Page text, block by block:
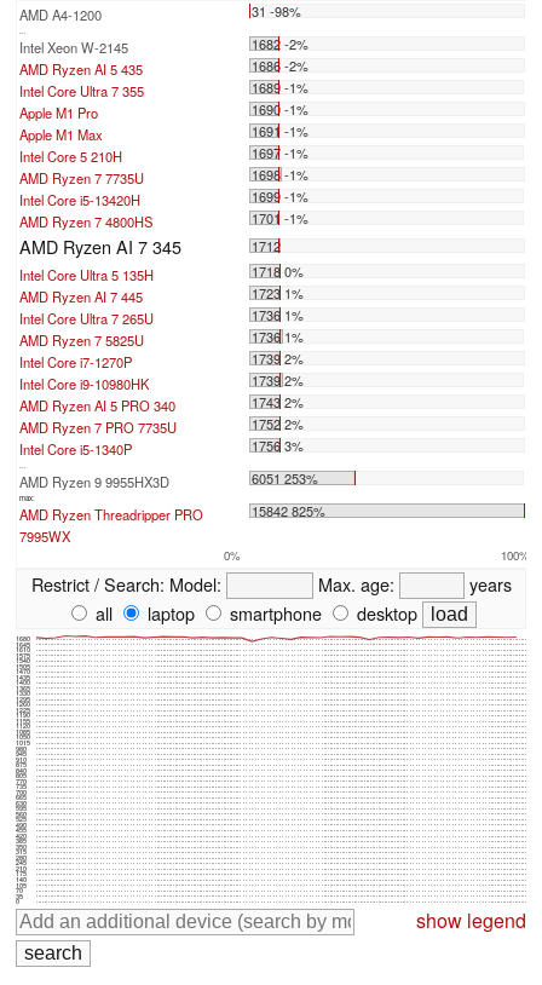
AMD A4-1200 31 -98%
...
Intel Xeon W-2145
1682 -2%
AMD Ryzen AI 5 435
1686 -2%
Intel Core Ultra 7 355
1689 -1%
Apple M1 Pro
1690 -1%
Apple M1 Max
1691 -1%
Intel Core 5 210H
1697 -1%
AMD Ryzen 7 7735U
1698 -1%
Intel Core i5-13420H
1699 -1%
AMD Ryzen 7 4800HS
1701 -1%
AMD Ryzen AI 7 345
1712
Intel Core Ultra 5 135H
1718 0%
AMD Ryzen AI 7 445
1723 1%
Intel Core Ultra 7 265U
1736 1%
AMD Ryzen 7 5825U
1736 1%
Intel Core i7-1270P
1739 2%
Intel Core i9-10980HK
1739 2%
AMD Ryzen AI 5 PRO 340
1743 2%
AMD Ryzen 7 PRO 7735U
1752 2%
Intel Core i5-1340P
1756 3%
...
AMD Ryzen 9 9955HX3D 6051 253%
max:
AMD Ryzen Threadripper PRO
7995WX
15842 825%
0% 100%
Restrict / Search: Model: Max. age:
years
all
laptop smartphone desktop
0
35
70
105
140
175
210
245
280
315
350
385
420
455
490
525
560
595
630
665
700
735
770
805
840
875
910
945
980
1015
1050
1085
1120
1155
1190
1225
1260
1295
1330
1365
1400
1435
1470
1505
1540
1575
1610
1645
1680
show legend